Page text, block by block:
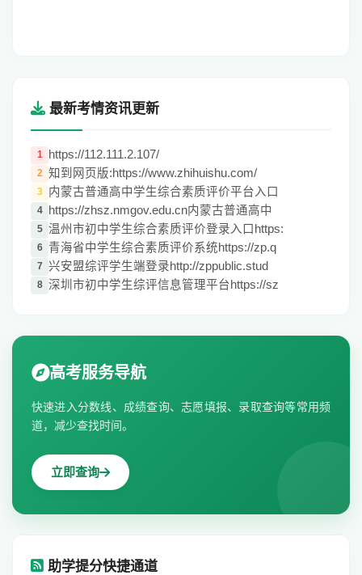
最新考情资讯更新
1 https://112.111.2.107/
2 知到网页版:https://www.zhihuishu.com/
3 内蒙古普通高中学生综合素质评价平台入口
4 https://zhsz.nmgov.edu.cn内蒙古普通高中
5 温州市初中学生综合素质评价登录入口https:
6 青海省中学生综合素质评价系统https://zp.q
7 兴安盟综评学生端登录http://zppublic.stud
8 深圳市初中学生综评信息管理平台https://sz
高考服务导航
快速进入分数线、成绩查询、志愿填报、录取查询等常用频
道，减少查找时间。
立即查询
助学提分快捷通道